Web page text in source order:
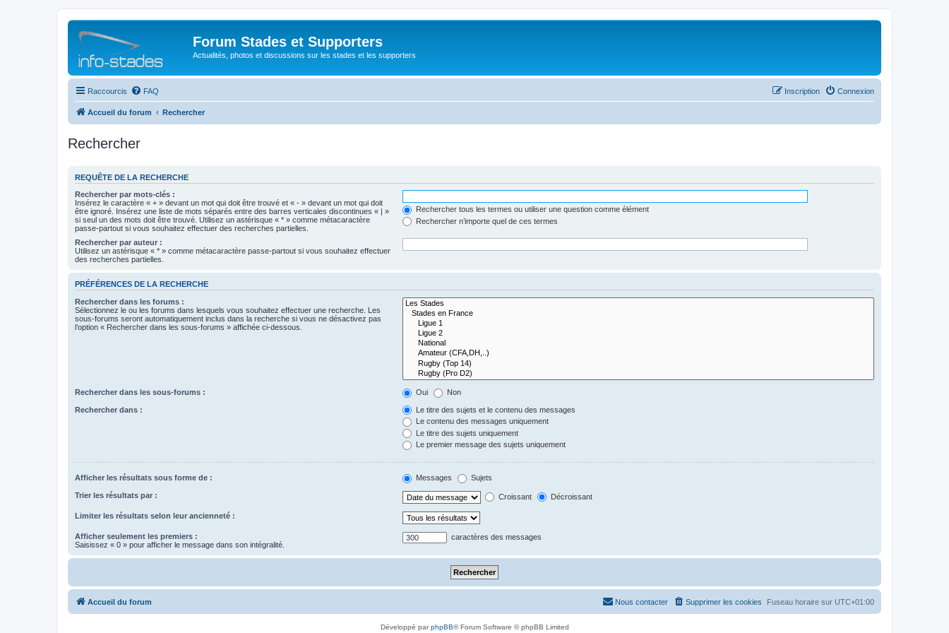
Forum Stades et Supporters
Actualités, photos et discussions sur les stades et les supporters
Raccourcis FAQ Connexion
Inscription
Accueil du forum Rechercher
Rechercher
REQUÊTE DE LA RECHERCHE
Rechercher par mots-clés :
Insérez le caractère « + » devant un mot qui doit être trouvé et « - » devant un mot qui doit
être ignoré. Insérez une liste de mots séparés entre des barres verticales discontinues « | »
si seul un des mots doit être trouvé. Utilisez un astérisque « * » comme métacaractère
passe-partout si vous souhaitez effectuer des recherches partielles.
Rechercher tous les termes ou utiliser une question comme élément
Rechercher n’importe quel de ces termes
Rechercher par auteur :
Utilisez un astérisque « * » comme métacaractère passe-partout si vous souhaitez effectuer
des recherches partielles.
PRÉFÉRENCES DE LA RECHERCHE
Rechercher dans les forums :
Sélectionnez le ou les forums dans lesquels vous souhaitez effectuer une recherche. Les
sous-forums seront automatiquement inclus dans la recherche si vous ne désactivez pas
l’option « Rechercher dans les sous-forums » affichée ci-dessous.
Rechercher dans les sous-forums : Oui Non
Rechercher dans :
Le titre des sujets et le contenu des messages
Le contenu des messages uniquement
Le titre des sujets uniquement
Le premier message des sujets uniquement
Afficher les résultats sous forme de : Messages Sujets
Trier les résultats par : Croissant Décroissant
Limiter les résultats selon leur ancienneté :
Afficher seulement les premiers :
Saisissez « 0 » pour afficher le message dans son intégralité.
caractères des messages
Accueil du forum Fuseau horaire sur UTC+01:00
Supprimer les cookies
Nous contacter
Développé parphpBB® Forum Software © phpBB Limited